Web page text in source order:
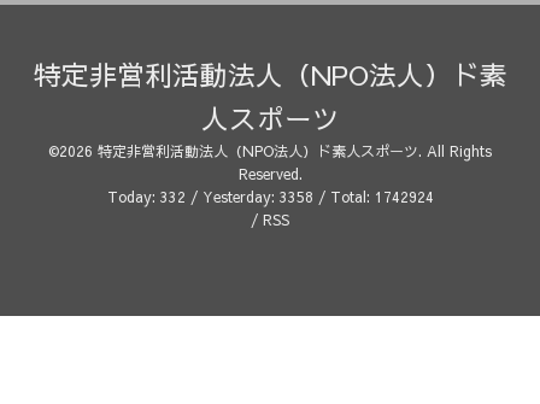
特定非営利活動法人（NPO法人）ド素
人スポーツ
©2026 特定非営利活動法人（NPO法人）ド素人スポーツ. All Rights
Reserved.
Today: 332 / Yesterday: 3358 / Total: 1742924
/ RSS